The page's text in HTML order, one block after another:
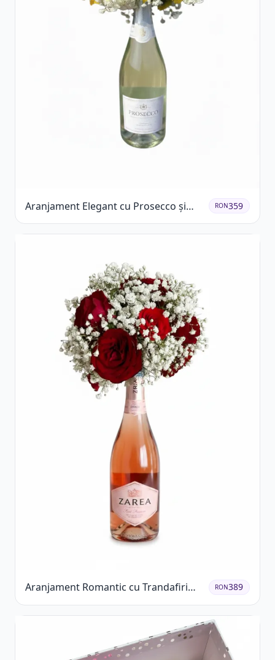
Aranjament Elegant cu Prosecco și
Flori Galbene.
RON359
Aranjament Romantic cu Trandafiri
Roșii și Șampanie rose
RON389